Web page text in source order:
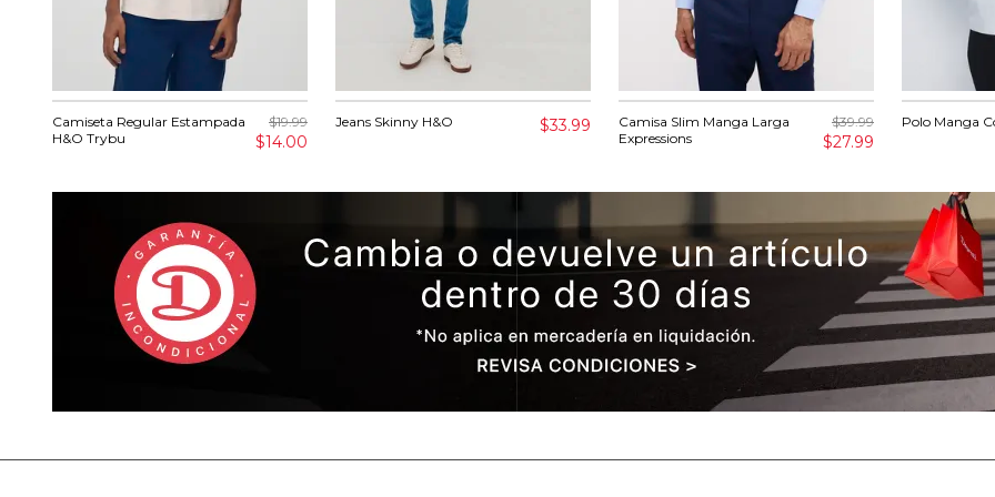
Camiseta Regular Estampada
H&O Trybu
$19.99
$14.00
Jeans Skinny H&O $33.99
Camisa Slim Manga Larga
Expressions
$39.99
$27.99
Polo Manga